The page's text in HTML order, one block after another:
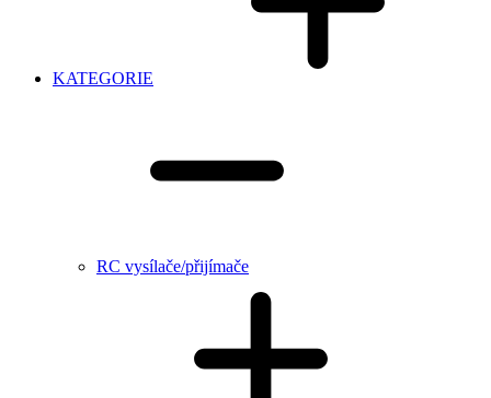
KATEGORIE
RC vysílače/přijímače